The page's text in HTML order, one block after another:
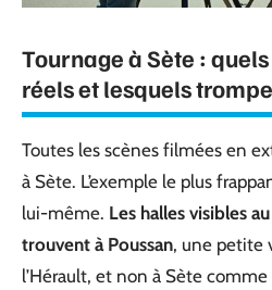
Tournage à Sète :
réels et lesquels
Toutes les scènes filmées en
à Sète. L’exemple le plus
lui-même. Les halles visibles
trouvent à Poussan, une petite
l’Hérault, et non à Sète